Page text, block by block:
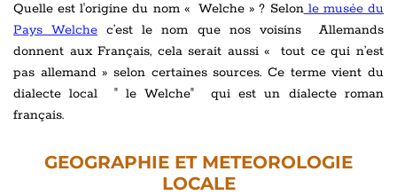
Quelle est l'origine du nom « Welche » ? Selonle musée du
Pays Welche c’est le nom que nos voisins Allemands
donnent aux Français, cela serait aussi « tout ce qui n’est
pas allemand » selon certaines sources. Ce terme vient du
dialecte local " le Welche" qui est un dialecte roman
français.
GEOGRAPHIE ET METEOROLOGIE
LOCALE